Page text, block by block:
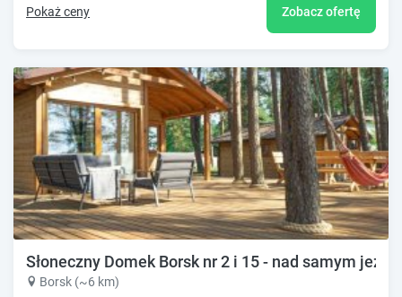
Pokaż ceny Zobacz ofertę
Słoneczny Domek Borsk nr 2 i 15 - nad samym
Borsk (~6 km)